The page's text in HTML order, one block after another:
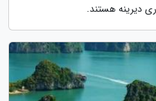
دیرینه هستند.